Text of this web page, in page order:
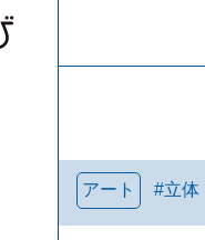
アート #立体